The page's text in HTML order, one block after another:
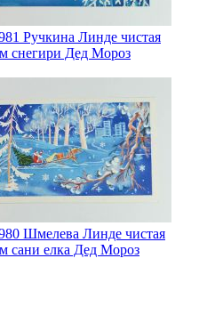
Ручкина Линде чистая
снегири Дед Мороз
Шмелева Линде чистая
сани елка Дед Мороз